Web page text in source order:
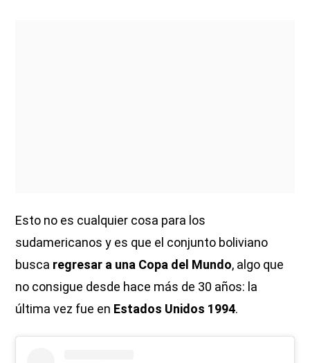
Esto no es cualquier cosa para los
sudamericanos y es que el conjunto boliviano
busca regresar a una Copa del Mundo, algo que
no consigue desde hace más de 30 años: la
última vez fue en Estados Unidos 1994.